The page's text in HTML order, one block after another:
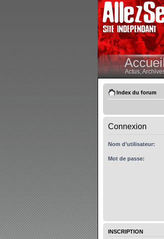
Actus,
Index du forum
Connexion
Nom d’utilisateur:
Mot de passe:
INSCRIPTION